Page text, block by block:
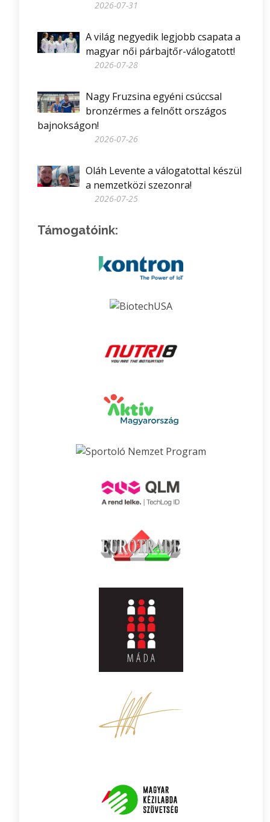
2026-07-31
A világ negyedik legjobb csapata a
magyar női párbajtőr-válogatott!
2026-07-28
Nagy Fruzsina egyéni csúccsal
bronzérmes a felnőtt országos
bajnokságon!
2026-07-26
Oláh Levente a válogatottal készül
a nemzetközi szezonra!
2026-07-25
Támogatóink: